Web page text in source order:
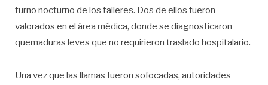
turno nocturno de los talleres. Dos de ellos fueron
valorados en el área médica, donde se diagnosticaron
quemaduras leves que no requirieron traslado hospitalario.
Una vez que las llamas fueron sofocadas, autoridades